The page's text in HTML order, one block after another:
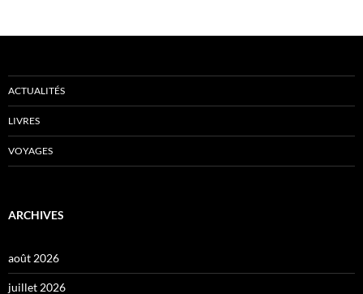
ACTUALITÉS
LIVRES
VOYAGES
ARCHIVES
août 2026
juillet 2026